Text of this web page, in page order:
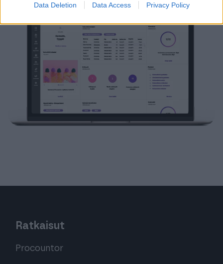
Data Deletion Data Access Privacy Policy
Ratkaisut
Procountor